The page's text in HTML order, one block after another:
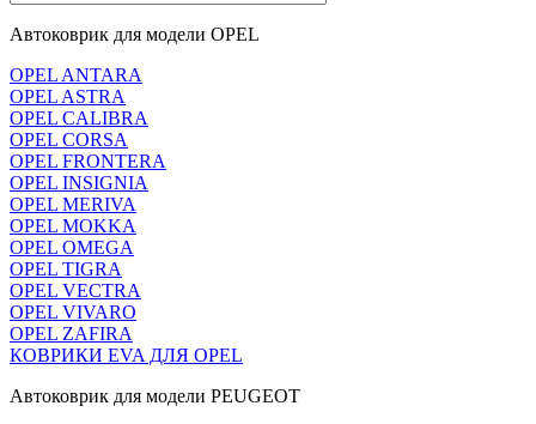
Автоковрик для модели OPEL
OPEL ANTARA
OPEL ASTRA
OPEL CALIBRA
OPEL CORSA
OPEL FRONTERA
OPEL INSIGNIA
OPEL MERIVA
OPEL MOKKA
OPEL OMEGA
OPEL TIGRA
OPEL VECTRA
OPEL VIVARO
OPEL ZAFIRA
КОВРИКИ EVA ДЛЯ OPEL
Автоковрик для модели PEUGEOT